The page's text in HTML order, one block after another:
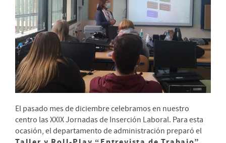
El pasado mes de diciembre celebramos en nuestro
centro las XXIX Jornadas de Inserción Laboral. Para esta
ocasión, el departamento de administración preparó el